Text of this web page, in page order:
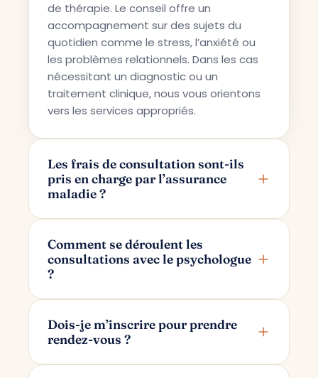
de thérapie. Le conseil offre un
accompagnement sur des sujets du
quotidien comme le stress, l’anxiété ou
les problèmes relationnels. Dans les cas
nécessitant un diagnostic ou un
traitement clinique, nous vous orientons
vers les services appropriés.
Les frais de consultation sont-ils
pris en charge par l’assurance
maladie ?
conseil privé ; pour cette raison, les frais
ne sont pas pris en charge par les
assurances maladie.
Comment se déroulent les
consultations avec le psychologue
?
via Google Meet. Après avoir pris votre
rendez-vous, un lien de consultation
Dois-je m’inscrire pour prendre
rendez-vous ?